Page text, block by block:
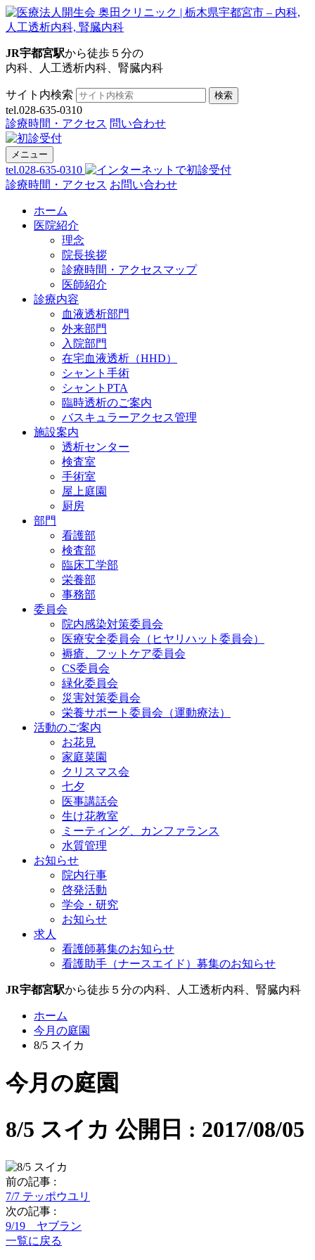
JR宇都宮駅から徒歩５分の
内科、人工透析内科、腎臓内科
サイト内検索 検索
tel.028-635-0310
診療時間・アクセス 問い合わせ
メニュー
tel.028-635-0310
診療時間・アクセス お問い合わせ
ホーム
医院紹介
理念
院長挨拶
診療時間・アクセスマップ
医師紹介
診療内容
血液透析部門
外来部門
入院部門
在宅血液透析（HHD）
シャント手術
シャントPTA
臨時透析のご案内
バスキュラーアクセス管理
施設案内
透析センター
検査室
手術室
屋上庭園
厨房
部門
看護部
検査部
臨床工学部
栄養部
事務部
委員会
院内感染対策委員会
医療安全委員会（ヒヤリハット委員会）
褥瘡、フットケア委員会
CS委員会
緑化委員会
災害対策委員会
栄養サポート委員会（運動療法）
活動のご案内
お花見
家庭菜園
クリスマス会
七夕
医事講話会
生け花教室
ミーティング、カンファランス
水質管理
お知らせ
院内行事
啓発活動
学会・研究
お知らせ
求人
看護師募集のお知らせ
看護助手（ナースエイド）募集のお知らせ
JR宇都宮駅から徒歩５分の内科、人工透析内科、腎臓内科
ホーム
今月の庭園
8/5 スイカ
今月の庭園
8/5 スイカ 公開日 : 2017/08/05
前の記事 :
7/7 テッポウユリ
次の記事 :
9/19 ヤブラン
一覧に戻る